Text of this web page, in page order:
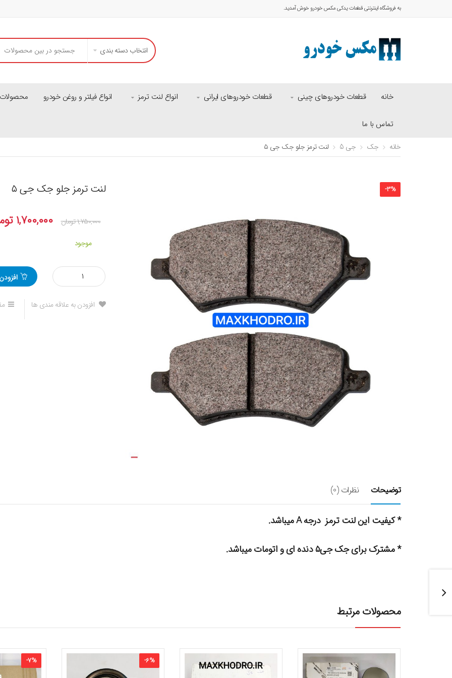
به فروشگاه اینترنتی قطعات یدکی مکس خودرو خوش آمدید.
انتخاب دسته بندی
خانه قطعات خودروهای چینی قطعات خودروهای ایرانی انواع لنت ترمز انواع فیلتر و روغن خودرو محصولات
تماس با ما
خانه جک جی 5 لنت ترمز جلو جک جی ۵
-3% لنت ترمز جلو جک جی ۵
۱,۷۵۰,۰۰۰تومان ۱,۷۰۰,۰۰۰
موجود
مقدار
لنت
جلو افزودن به علاقه مندی ها
توضیحات نظرات (0)
* کیفیت این لنت ترمز درجه A میباشد.
* مشترک برای جک جی۵ دنده ای و اتومات میباشد.
محصولات مرتبط
-6%
-7%